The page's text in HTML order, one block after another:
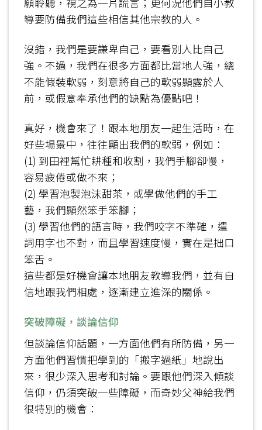
導要防備我們這些相信其他宗教的人。
沒錯，我們是要謙卑自己，要看別人比自己
強。不過，我們在很多方面都比當地人強，總
不能假裝軟弱，刻意將自己的軟弱顯露於人
前，或假意奉承他們的缺點為優點吧！
真好，機會來了！跟本地朋友一起生活時，在
好些場景中，往往顯出我們的軟弱，例如：
(1) 到田裡幫忙耕種和收割，我們手腳卻慢，
容易疲倦或做不來；
(2) 學習泡製泡沫甜茶，或學做他們的手工
藝，我們顯然笨手笨腳；
(3) 學習他們的語言時，我們咬字不準確，遣
詞用字也不對，而且學習速度慢，實在是拙口
笨舌。
這些都是好機會讓本地朋友教導我們，並有自
信地跟我們相處，逐漸建立進深的關係。
突破障礙，談論信仰
但談論信仰話題，一方面他們有所防備，另一
方面他們習慣把學到的「搬字過紙」地說出
來，很少深入思考和討論。要跟他們深入傾談
信仰，仍須突破一些障礙，而奇妙父神給我們
很特別的機會：